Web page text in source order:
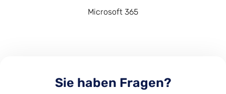
Microsoft 365
Sie haben Fragen?